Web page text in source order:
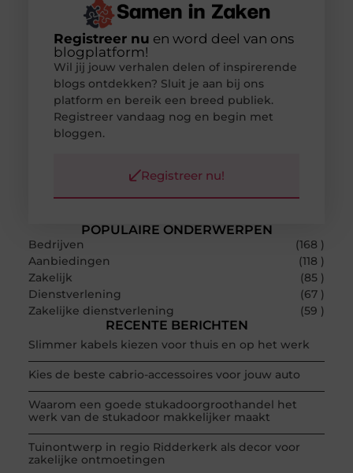
POPULAIRE ONDERWERPEN
Bedrijven
(168 )
Aanbiedingen
(118 )
Zakelijk
(85 )
Dienstverlening
(67 )
Zakelijke dienstverlening
(59 )
RECENTE BERICHTEN
Slimmer kabels kiezen voor thuis en op het werk
Kies de beste cabrio-accessoires voor jouw auto
Waarom een goede stukadoorgroothandel het
werk van de stukadoor makkelijker maakt
Tuinontwerp in regio Ridderkerk als decor voor
zakelijke ontmoetingen
Registreer nu en word deel van ons
blogplatform!
Wil jij jouw verhalen delen of inspirerende
blogs ontdekken? Sluit je aan bij ons
platform en bereik een breed publiek.
Registreer vandaag nog en begin met
bloggen.
Registreer nu!